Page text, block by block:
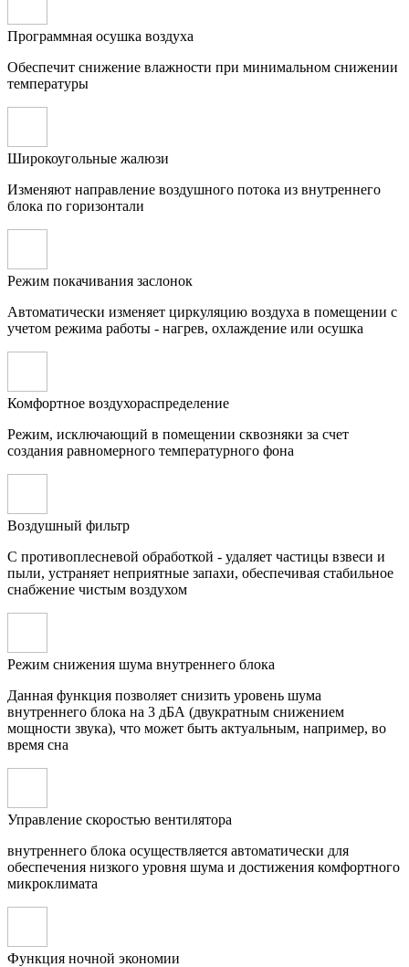
Программная осушка воздуха
Обеспечит снижение влажности при минимальном снижении
температуры
Широкоугольные жалюзи
Изменяют направление воздушного потока из внутреннего
блока по горизонтали
Режим покачивания заслонок
Автоматически изменяет циркуляцию воздуха в помещении с
учетом режима работы - нагрев, охлаждение или осушка
Комфортное воздухораспределение
Режим, исключающий в помещении сквозняки за счет
создания равномерного температурного фона
Воздушный фильтр
С противоплесневой обработкой - удаляет частицы взвеси и
пыли, устраняет неприятные запахи, обеспечивая стабильное
снабжение чистым воздухом
Режим снижения шума внутреннего блока
Данная функция позволяет снизить уровень шума
внутреннего блока на 3 дБА (двукратным снижением
мощности звука), что может быть актуальным, например, во
время сна
Управление скоростью вентилятора
внутреннего блока осуществляется автоматически для
обеспечения низкого уровня шума и достижения комфортного
микроклимата
Функция ночной экономии